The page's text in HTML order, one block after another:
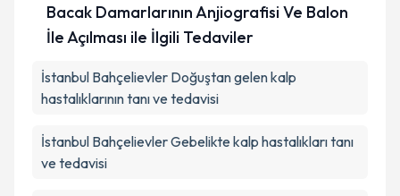
Bacak Damarlarının Anjiografisi Ve Balon
İle Açılması ile İlgili Tedaviler
İstanbul Bahçelievler Doğuştan gelen kalp
hastalıklarının tanı ve tedavisi
İstanbul Bahçelievler Gebelikte kalp hastalıkları tanı
ve tedavisi